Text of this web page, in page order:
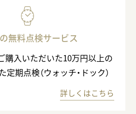
無料点検サービス
購入いただいた10万円以上の
期点検（ウォッチ・ドック）
詳しくはこちら